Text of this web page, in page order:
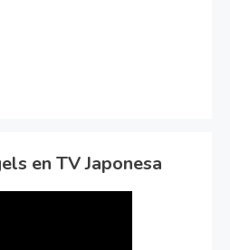
en TV Japonesa